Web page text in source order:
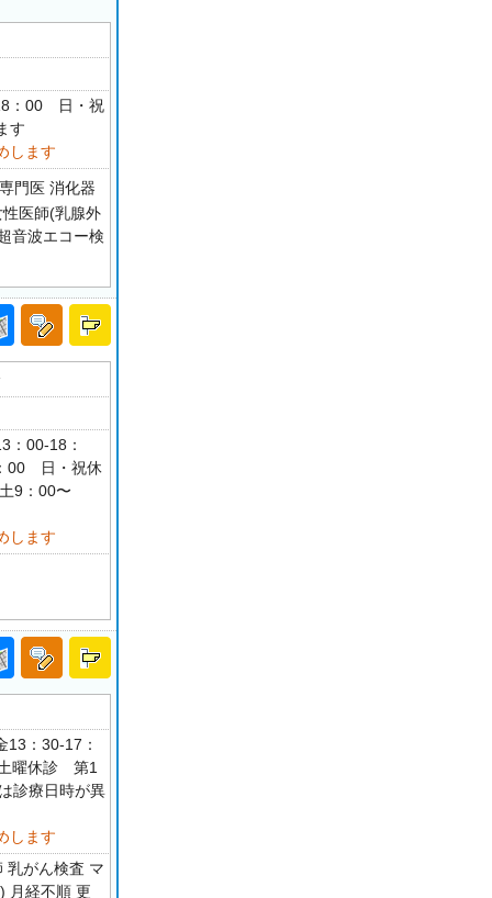
：00 日・祝
す
します
門医 消化器
医師(乳腺外
音波エコー検
00-18：
00 日・祝休
9：00〜
します
：30-17：
曜休診 第1
診療日時が異
します
乳がん検査 マ
月経不順 更